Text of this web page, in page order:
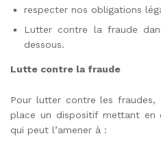
respecter nos obligations
Lutter contre la fraude
dessous.
Lutte contre la fraude
Pour lutter contre les fraudes,
place un dispositif mettant en
qui peut l’amener à :